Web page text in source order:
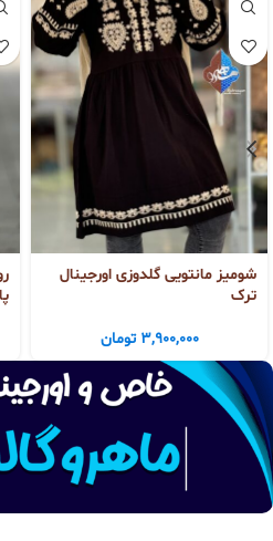
شومیز مانتویی گلدوزی اورجینال
ترک
3,900,000 تومان